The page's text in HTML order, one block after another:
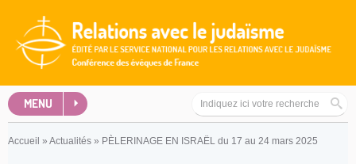
MENU
Accueil » Actualités » PÈLERINAGE EN ISRAËL du 17 au 24 mars 2025